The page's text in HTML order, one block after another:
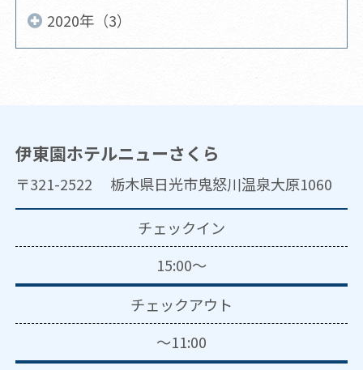
2020年（3）
伊東園ホテルニューさくら
〒321-2522 栃木県日光市鬼怒川温泉大原1060
チェックイン
15:00～
チェックアウト
～11:00